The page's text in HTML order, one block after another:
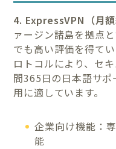
4. ExpressVPN（月額
ァージン諸島を拠点
でも高い評価を得て
ロトコルにより、セ
間365日の日本語サ
用に適しています。
企業向け機能：
能